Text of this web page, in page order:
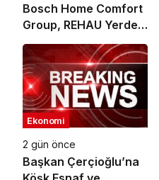
Bosch Home Comfort
Group, REHAU Yerden
Isıtma Sistemleri’nin
Türkiye’deki tek yetkili
distribütörü oldu
Ekonomi
2 gün önce
Başkan Çerçioğlu’na